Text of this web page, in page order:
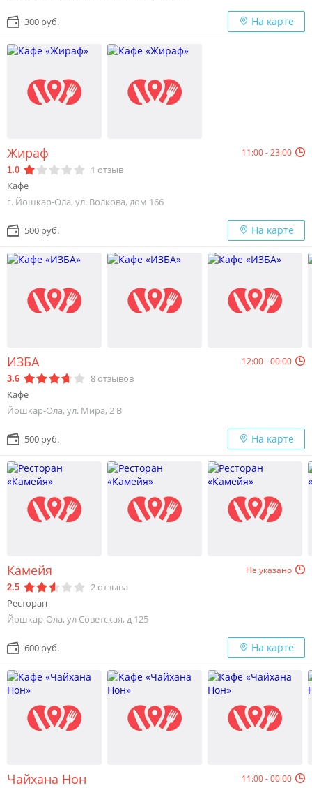
300 руб. На карте
Жираф 11:00 - 23:00
1.0 1 отзыв
Кафе
г. Йошкар-Ола, ул. Волкова, дом 166
500 руб. На карте
ИЗБА 12:00 - 00:00
3.6 8отзывов
Кафе
Йошкар-Ола, ул. Мира, 2 В
500 руб. На карте
Камейя Не указано
2.5 2отзыва
Ресторан
Йошкар-Ола, ул Советская, д 125
600 руб. На карте
Чайхана Нон 11:00 - 00:00